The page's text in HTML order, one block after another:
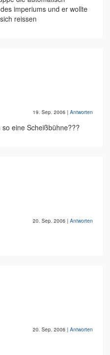
imperiums und er wollte
reissen
19. Sep. 2006 | Antworten
eine Scheißbühne???
20. Sep. 2006 | Antworten
20. Sep. 2006 | Antworten